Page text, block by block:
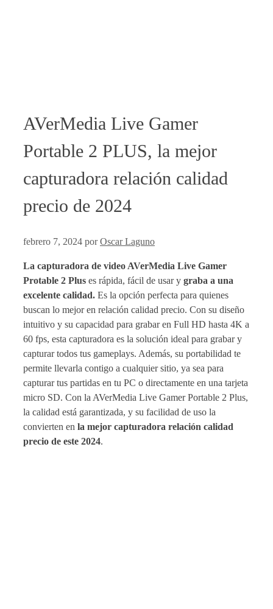
AVerMedia Live Gamer
Portable 2 PLUS, la mejor
capturadora relación calidad
precio de 2024
febrero 7, 2024 porOscar Laguno
La capturadora de video AVerMedia Live Gamer
Protable 2 Plus es rápida, fácil de usar y graba a una
excelente calidad. Es la opción perfecta para quienes
buscan lo mejor en relación calidad precio. Con su diseño
intuitivo y su capacidad para grabar en Full HD hasta 4K a
60 fps, esta capturadora es la solución ideal para grabar y
capturar todos tus gameplays. Además, su portabilidad te
permite llevarla contigo a cualquier sitio, ya sea para
capturar tus partidas en tu PC o directamente en una tarjeta
micro SD. Con la AVerMedia Live Gamer Portable 2 Plus,
la calidad está garantizada, y su facilidad de uso la
convierten en la mejor capturadora relación calidad
precio de este 2024.